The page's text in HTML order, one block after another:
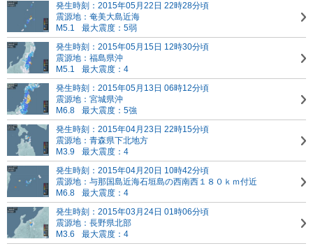
発生時刻：2015年05月22日 22時28分頃
震源地：奄美大島近海
M5.1
最大震度：5弱
発生時刻：2015年05月15日 12時30分頃
震源地：福島県沖
M5.1
最大震度：4
発生時刻：2015年05月13日 06時12分頃
震源地：宮城県沖
M6.8
最大震度：5強
発生時刻：2015年04月23日 22時15分頃
震源地：青森県下北地方
M3.9
最大震度：4
発生時刻：2015年04月20日 10時42分頃
震源地：与那国島近海石垣島の西南西１８０ｋｍ付近
M6.8
最大震度：4
発生時刻：2015年03月24日 01時06分頃
震源地：長野県北部
M3.6
最大震度：4